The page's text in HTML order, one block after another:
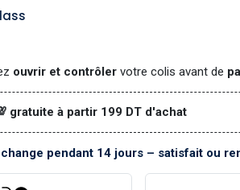
ouvrir et contrôler votre colis avant de
gratuite à partir 199 DT d'achat
pendant 14 jours – satisfait ou